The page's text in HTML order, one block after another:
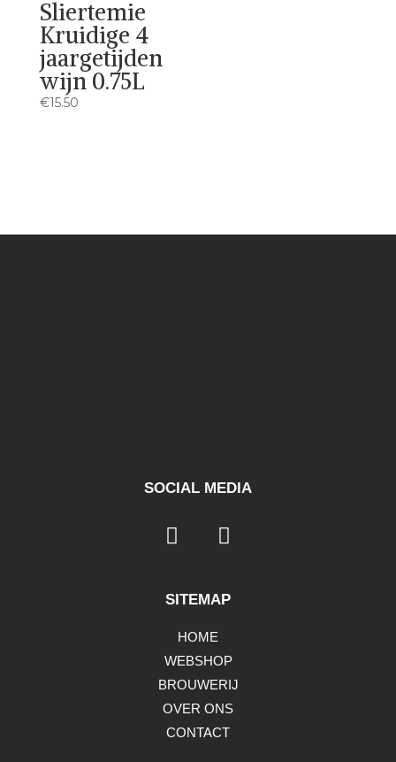
Sliertemie
Kruidige 4
jaargetijden
wijn 0.75L
€15.50
SOCIAL MEDIA
SITEMAP
HOME
WEBSHOP
BROUWERIJ
OVER ONS
CONTACT